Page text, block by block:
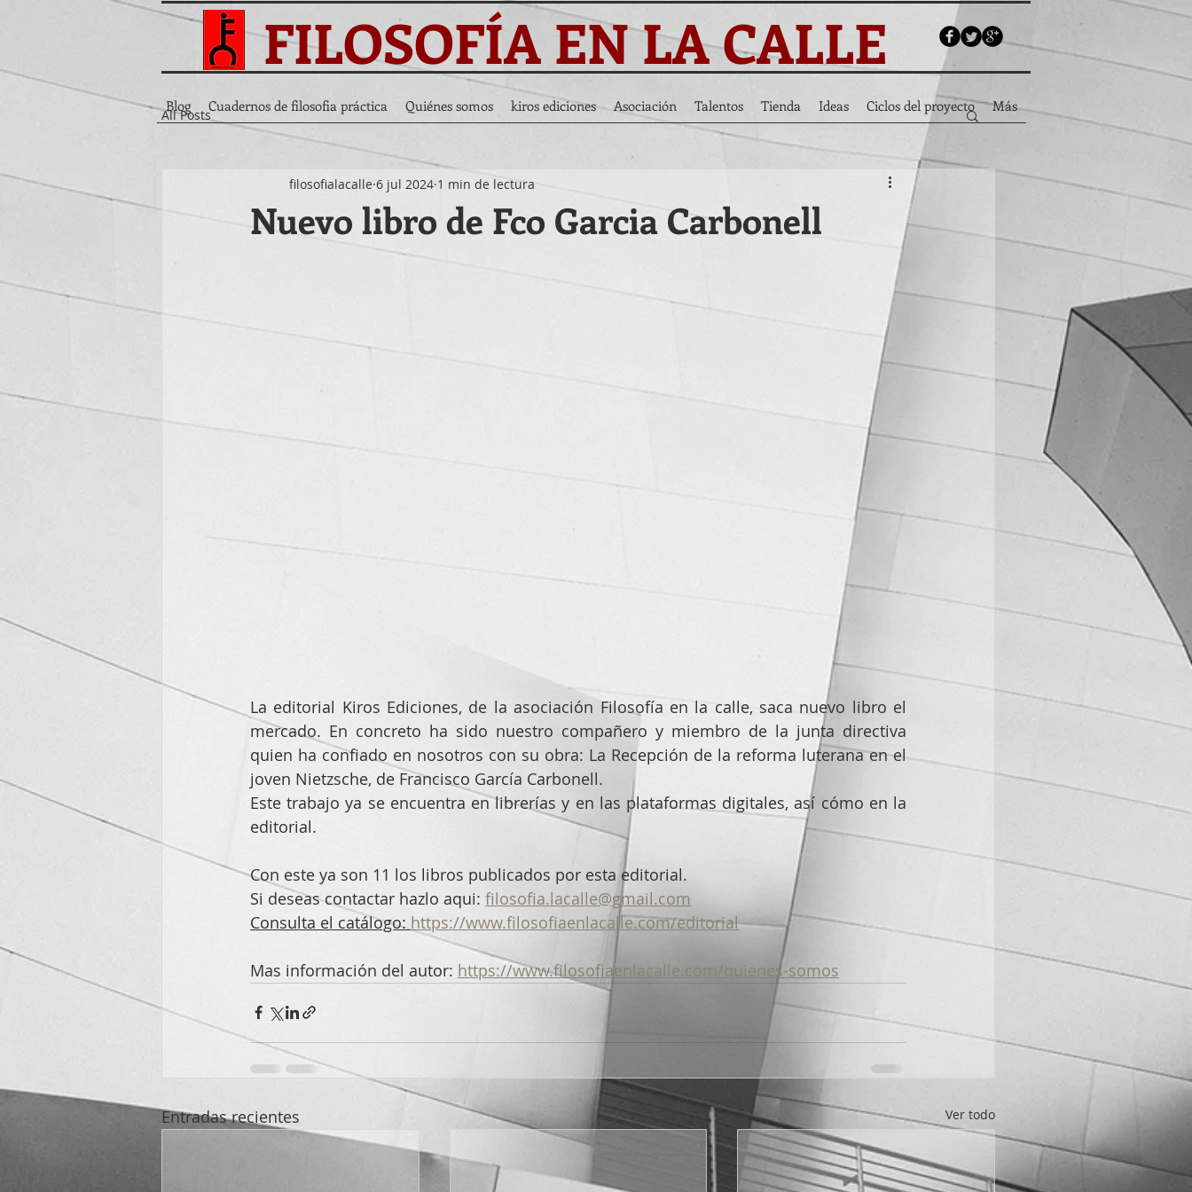
FILOSOFÍA EN LA CALLE
All Posts
Nuevo libro de Fco Garcia Carbonell
filosofialacalle 6 jul 2024 1 min de lectura
La editorial Kiros Ediciones, de la asociación Filosofía en la calle, saca nuevo libro el
mercado. En concreto ha sido nuestro compañero y miembro de la junta directiva
quien ha confiado en nosotros con su obra: La Recepción de la reforma luterana en el
joven Nietzsche, de Francisco García Carbonell.
Este trabajo ya se encuentra en librerías y en las plataformas digitales, así cómo en la
editorial.
Con este ya son 11 los libros publicados por esta editorial.
Si deseas contactar hazlo aqui: filosofia.lacalle@gmail.com
Consulta el catálogo: https://www.filosofiaenlacalle.com/editorial
Mas información del autor: https://www.filosofiaenlacalle.com/quienes-somos
Entradas recientes Ver todo
Blog Cuadernos de filosofia práctica Quiénes somos kiros ediciones Asociación Talentos Tienda Ideas Ciclos del proyecto Más